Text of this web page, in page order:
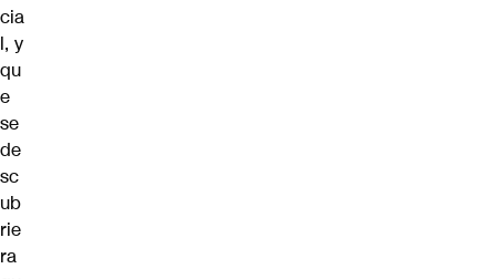
cia
l, y
qu
e
se
de
sc
ub
rie
ra